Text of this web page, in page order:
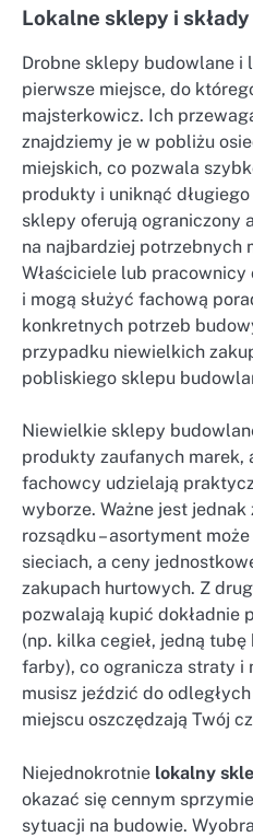
Lokalne sklepy i
Drobne sklepy budowlane i
pierwsze miejsce, do
majsterkowicz. Ich
znajdziemy je w pobliżu
miejskich, co pozwala
produkty i uniknąć
sklepy oferują ograniczony
na najbardziej potrzebnych
Właściciele lub
i mogą służyć fachową
konkretnych potrzeb
przypadku niewielkich
pobliskiego sklepu
Niewielkie sklepy
produkty zaufanych marek,
fachowcy udzielają
wyborze. Ważne jest
rozsądku – asortyment
sieciach, a ceny
zakupach hurtowych. Z
pozwalają kupić dokładnie
(np. kilka cegieł, jedną
farby), co ogranicza straty i
musisz jeździć do
miejscu oszczędzają Twój
Niejednokrotnie lokalny
okazać się cennym
sytuacji na budowie.